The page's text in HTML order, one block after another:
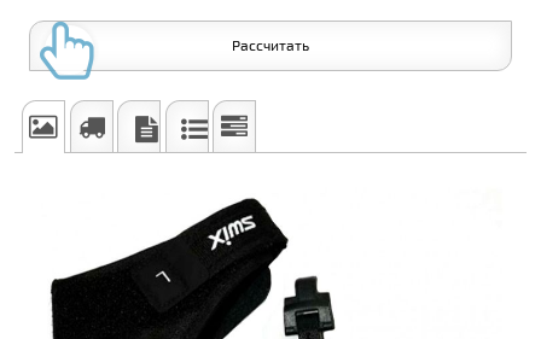
Рассчитать